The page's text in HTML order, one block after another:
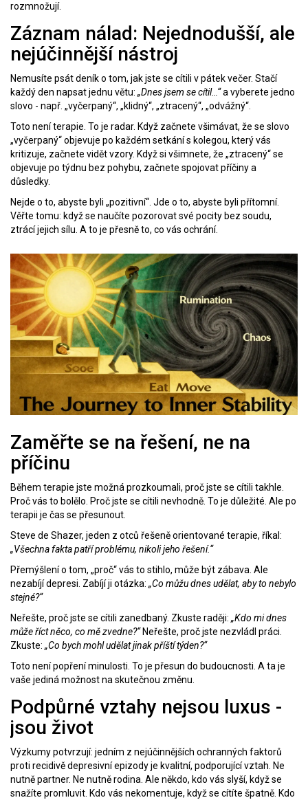
rozmnožují.
Záznam nálad: Nejednodušší, ale
nejúčinnější nástroj
Nemusíte psát deník o tom, jak jste se cítili v pátek večer. Stačí
každý den napsat jednu větu: „Dnes jsem se cítil…“a vyberete jedno
slovo - např. „vyčerpaný“, „klidný“, „ztracený“, „odvážný“.
Toto není terapie. To je radar. Když začnete všimávat, že se slovo
„vyčerpaný“ objevuje po každém setkání s kolegou, který vás
kritizuje, začnete vidět vzory. Když si všimnete, že „ztracený“ se
objevuje po týdnu bez pohybu, začnete spojovat příčiny a
důsledky.
Nejde o to, abyste byli „pozitivní“. Jde o to, abyste byli přítomní.
Věřte tomu: když se naučíte pozorovat své pocity bez soudu,
ztrácí jejich sílu. A to je přesně to, co vás ochrání.
Zaměřte se na řešení, ne na
příčinu
Během terapie jste možná prozkoumali, proč jste se cítili takhle.
Proč vás to bolělo. Proč jste se cítili nevhodně. To je důležité. Ale po
terapii je čas se přesunout.
Steve de Shazer, jeden z otců řešeně orientované terapie, říkal:
„Všechna fakta patří problému, nikoli jeho řešení.“
Přemýšlení o tom, „proč“ vás to stihlo, může být zábava. Ale
nezabíjí depresi. Zabíjí ji otázka: „Co můžu dnes udělat, aby to nebylo
stejné?“
Neřešte, proč jste se cítili zanedbaný. Zkuste raději: „Kdo mi dnes
může říct něco, co mě zvedne?“Neřešte, proč jste nezvládl práci.
Zkuste: „Co bych mohl udělat jinak příští týden?“
Toto není popření minulosti. To je přesun do budoucnosti. A ta je
vaše jediná možnost na skutečnou změnu.
Podpůrné vztahy nejsou luxus -
jsou život
Výzkumy potvrzují: jedním z nejúčinnějších ochranných faktorů
proti recidivě depresivní epizody je kvalitní, podporující vztah. Ne
nutně partner. Ne nutně rodina. Ale někdo, kdo vás slyší, když se
snažíte promluvit. Kdo vás nekomentuje, když se cítíte špatně. Kdo